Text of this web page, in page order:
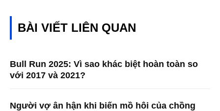
BÀI VIẾT LIÊN QUAN
Bull Run 2025: Vì sao khác biệt hoàn toàn so
với 2017 và 2021?
Người vợ ân hận khi biến mồ hôi của chồng